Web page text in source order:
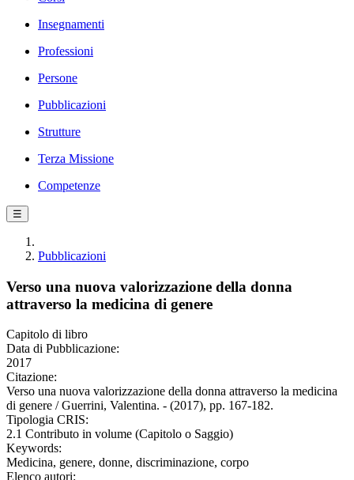
Insegnamenti
Professioni
Persone
Pubblicazioni
Strutture
Terza Missione
Competenze
☰
Pubblicazioni
Verso una nuova valorizzazione della donna
attraverso la medicina di genere
Capitolo di libro
Data di Pubblicazione:
2017
Citazione:
Verso una nuova valorizzazione della donna attraverso la medicina
di genere / Guerrini, Valentina. - (2017), pp. 167-182.
Tipologia CRIS:
2.1 Contributo in volume (Capitolo o Saggio)
Keywords:
Medicina, genere, donne, discriminazione, corpo
Elenco autori: